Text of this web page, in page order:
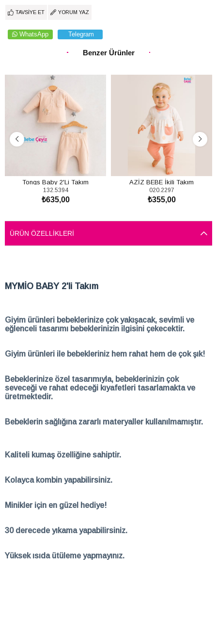
TAVSIYE ET YORUM YAZ
WhatsApp Telegram
Benzer Ürünler
Tongs Baby 2'Li Takım
132.5394
₺635,00
AZİZ BEBE İkili Takım
020.2297
₺355,00
ÜRÜN ÖZELLIKLERI
MYMİO BABY 2'li Takım
Giyim ürünleri bebeklerinize çok yakışacak, sevimli ve
eğlenceli tasarımı bebeklerinizin ilgisini çekecektir.
Giyim ürünleri ile bebekleriniz hem rahat hem de çok şık!
Bebeklerinize özel tasarımıyla, bebeklerinizin çok
seveceği ve rahat edeceği kıyafetleri tasarlamakta ve
üretmektedir.
Bebeklerin sağlığına zararlı materyaller kullanılmamıştır.
Kaliteli kumaş özelliğine sahiptir.
Kolayca kombin yapabilirsiniz.
Minikler için en güzel hediye!
30 derecede yıkama yapabilirsiniz.
Yüksek ısıda ütüleme yapmayınız.